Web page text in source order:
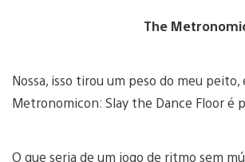
The
Nossa, isso tirou um peso do meu
Metronomicon: Slay the Dance Floor é
O que seria de um jogo de ritmo sem